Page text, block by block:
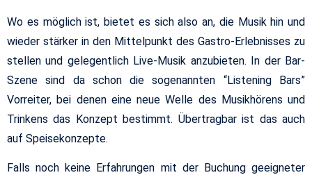
Wo es möglich ist, bietet es sich also an, die Musik hin und
wieder stärker in den Mittelpunkt des Gastro-Erlebnisses zu
stellen und gelegentlich Live-Musik anzubieten. In der Bar-
Szene sind da schon die sogenannten “Listening Bars”
Vorreiter, bei denen eine neue Welle des Musikhörens und
Trinkens das Konzept bestimmt. Übertragbar ist das auch
auf Speisekonzepte.
Falls noch keine Erfahrungen mit der Buchung geeigneter